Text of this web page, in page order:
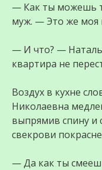
— Как ты можешь
муж. — Это же моя
— И что? —
квартира не
Воздух в кухне
Николаевна
выпрямив спину и
свекрови
— Да как ты